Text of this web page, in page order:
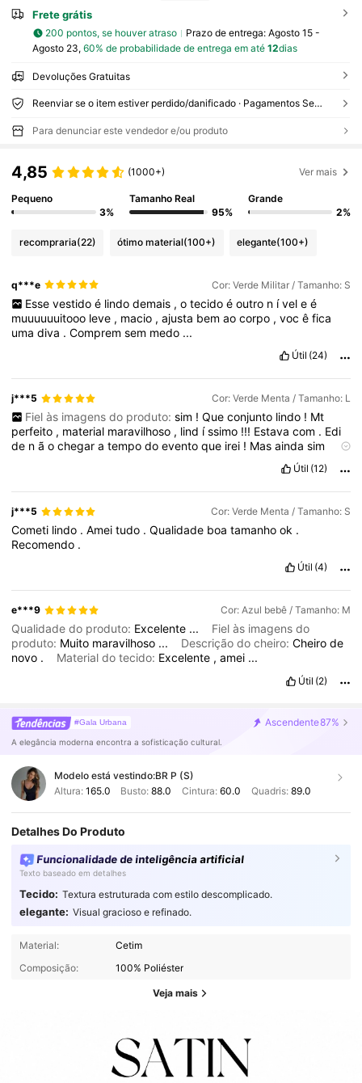
Frete grátis
200 pontos, se houver atraso Prazo de entrega: Agosto 15 -
Agosto 23, 60% de probabilidade de entrega em até 12dias
Devoluções Gratuitas
Reenviar se o item estiver perdido/danificado · Pagamentos Seguros · Proteção de privacidade
Para denunciar este vendedor e/ou produto
4,85 (1000+) Ver mais
Pequeno
3%
Tamanho Real
95%
Grande
2%
recompraria(22) ótimo material(100+) elegante(100+)
q***e Cor: Verde Militar / Tamanho: S
Esse vestido é lindo demais , o tecido é outro n ível e é
muuuuuuitooo leve , macio ,ajusta bemaocorpo ,vocêfica
umadiva .Compremsem medo ...
Útil (24)
j***5 Cor: Verde Menta / Tamanho: L
Fiel às imagens do produto: sim ! Que conjunto lindo ! Mt
perfeito , material maravilhoso , lind íssimo !!! Estavacom . Edi
de nãochegaratempodoeventoque irei ! Masaindasim
Útil (12)
j***5 Cor: Verde Menta / Tamanho: S
Cometi lindo .Ameitudo .Qualidade boatamanhook .
Recomendo .
Útil (4)
e***9 Cor: Azul bebê / Tamanho: M
Qualidade do produto: Excelente ...
Fiel às imagens do
produto: Muito maravilhoso ... Descrição do cheiro:Cheirode
novo . Material do tecido: Excelente ,amei ...
Útil (2)
#Gala Urbana Ascendente87%
A elegância moderna encontra a sofisticação cultural.
Modelo está vestindo:BR P (S)
Altura: 165.0 Busto:88.0 Cintura: 60.0 Quadris: 89.0
Detalhes Do Produto
Funcionalidade de inteligência artificial
Texto baseado em detalhes
Tecido: Textura estruturada com estilo descomplicado.
elegante: Visual gracioso e refinado.
Material:
Cetim
Composição:
100% Poliéster
Veja mais